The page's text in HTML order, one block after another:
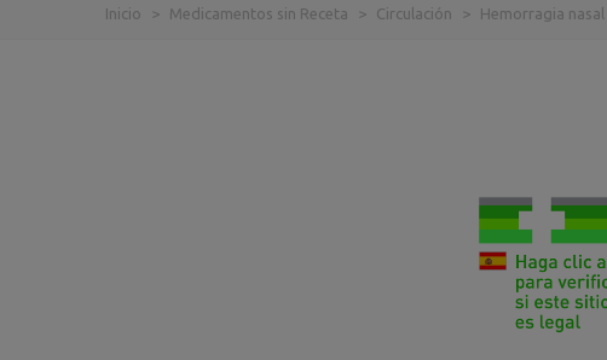
Inicio > Medicamentos sin Receta > Circulación > Hemorragia nasal